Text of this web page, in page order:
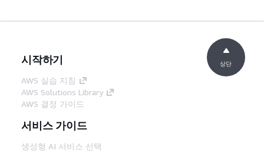
시작하기
AWS 실습 지침
AWS Solutions Library
AWS 결정 가이드
서비스 가이드
생성형 AI 서비스 선택
상단